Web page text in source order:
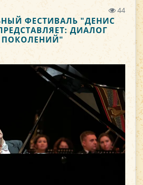
44
ФЕСТИВАЛЬ "ДЕНИС
ДИАЛОГ
ПОКОЛЕНИЙ"